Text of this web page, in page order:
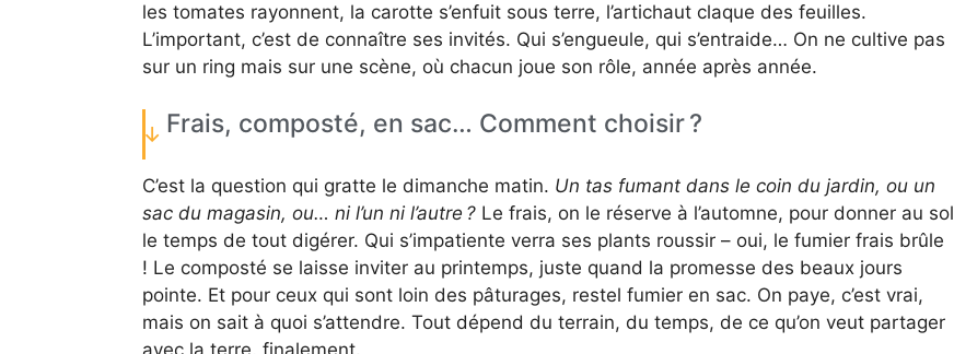
les tomates rayonnent, la carotte s’enfuit sous terre, l’artichaut claque des feuilles.
L’important, c’est de connaître ses invités. Qui s’engueule, qui s’entraide… On ne cultive pas
sur un ring mais sur une scène, où chacun joue son rôle, année après année.
Frais, composté, en sac… Comment choisir ?
C’est la question qui gratte le dimanche matin. Un tas fumant dans le coin du jardin, ou un
sac du magasin, ou… ni l’un ni l’autre ?Le frais, on le réserve à l’automne, pour donner au sol
le temps de tout digérer. Qui s’impatiente verra ses plants roussir – oui, le fumier frais brûle
! Le composté se laisse inviter au printemps, juste quand la promesse des beaux jours
pointe. Et pour ceux qui sont loin des pâturages, restel fumier en sac. On paye, c’est vrai,
mais on sait à quoi s’attendre. Tout dépend du terrain, du temps, de ce qu’on veut partager
avec la terre, finalement.